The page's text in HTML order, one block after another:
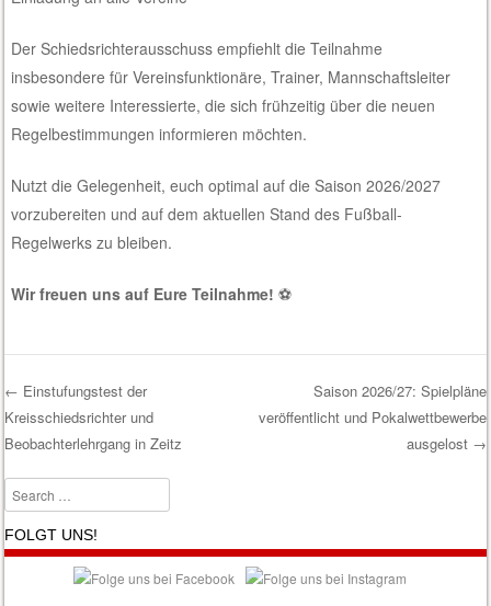
Der Schiedsrichterausschuss empfiehlt die Teilnahme
insbesondere für Vereinsfunktionäre, Trainer, Mannschaftsleiter
sowie weitere Interessierte, die sich frühzeitig über die neuen
Regelbestimmungen informieren möchten.
Nutzt die Gelegenheit, euch optimal auf die Saison 2026/2027
vorzubereiten und auf dem aktuellen Stand des Fußball-
Regelwerks zu bleiben.
Wir freuen uns auf Eure Teilnahme! ⚽
Post navigation
← Einstufungstest der
Kreisschiedsrichter und
Beobachterlehrgang in Zeitz
Saison 2026/27: Spielpläne
veröffentlicht und Pokalwettbewerbe
ausgelost →
Search
FOLGT UNS!